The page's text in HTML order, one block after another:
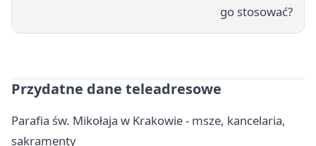
go stosować?
Przydatne dane teleadresowe
Parafia św. Mikołaja w Krakowie - msze, kancelaria,
sakramenty